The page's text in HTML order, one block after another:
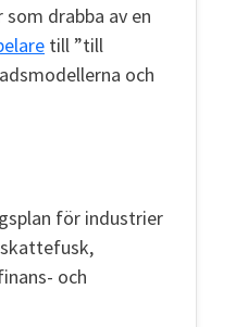
drabba av en
till ”till
och
för industrier
och